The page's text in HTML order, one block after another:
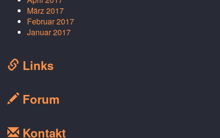
März 2017
Februar 2017
Januar 2017
Links
Forum
Kontakt